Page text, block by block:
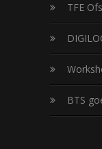
TFE
BTS